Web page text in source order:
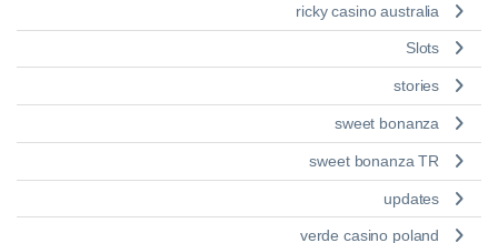
ricky casino australia
Slots
stories
sweet bonanza
sweet bonanza TR
updates
verde casino poland